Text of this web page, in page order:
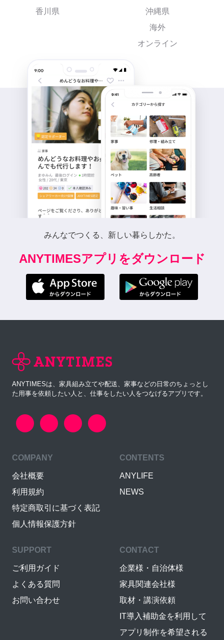
香川県
沖縄県
海外
オンライン
みんなでつくる、新しい暮らしかた。
ANYTIMESアプリをダウンロード
ANYTIMESは、家具組み立てや配送、家事などの日常のちょっとし
た用事を依頼したい人と、仕事をしたい人をつなげるアプリです。
COMPANY
会社概要
利用規約
特定商取引に基づく表記
個人情報保護方針
CONTENTS
ANYLIFE
NEWS
SUPPORT
ご利用ガイド
よくある質問
お問い合わせ
CONTACT
企業様・自治体様
家具関連会社様
取材・講演依頼
IT導入補助金を利用して
アプリ制作を希望される